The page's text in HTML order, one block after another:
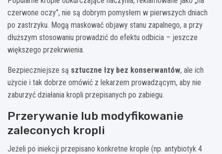
czerwone oczy”, nie są dobrym pomysłem w pierwszych dniach
po zastrzyku. Mogą maskować objawy stanu zapalnego, a przy
dłuższym stosowaniu prowadzić do efektu odbicia – jeszcze
większego przekrwienia.
Bezpieczniejsze są sztuczne łzy bez konserwantów, ale ich
użycie i tak dobrze omówić z lekarzem prowadzącym, aby nie
zaburzyć działania kropli przepisanych po zabiegu.
Przerywanie lub modyfikowanie
zaleconych kropli
Jeżeli po iniekcji przepisano konkretne krople (np. antybiotyk 4